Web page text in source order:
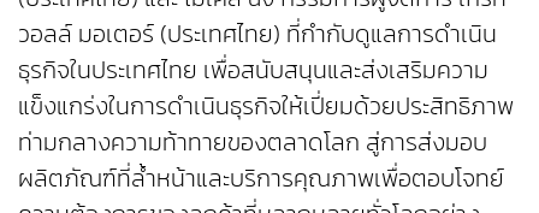
วอลล์ มอเตอร์ (ประเทศไทย) ที่กำกับดูแลการดำเนิน
ธุรกิจในประเทศไทย เพื่อสนับสนุนและส่งเสริมความ
แข็งแกร่งในการดำเนินธุรกิจให้เปี่ยมด้วยประสิทธิภาพ
ท่ามกลางความท้าทายของตลาดโลก สู่การส่งมอบ
ผลิตภัณฑ์ที่ล้ำหน้าและบริการคุณภาพเพื่อตอบโจทย์